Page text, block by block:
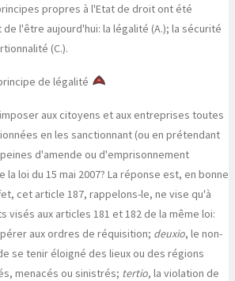
propres à l'Etat de droit ont été
l'être aujourd'hui: la légalité (A.); la sécurité
(C.).
de légalité
aux citoyens et aux entreprises toutes
en les sanctionnant (ou en prétendant
d'amende ou d'emprisonnement
la loi du 15 mai 2007? La réponse est, en bonne
cet article 187, rappelons-le, ne vise qu'à
visés aux articles 181 et 182 de la même loi:
aux ordres de réquisition; deuxio, le non-
se tenir éloigné des lieux ou des régions
menacés ou sinistrés; tertio, la violation de